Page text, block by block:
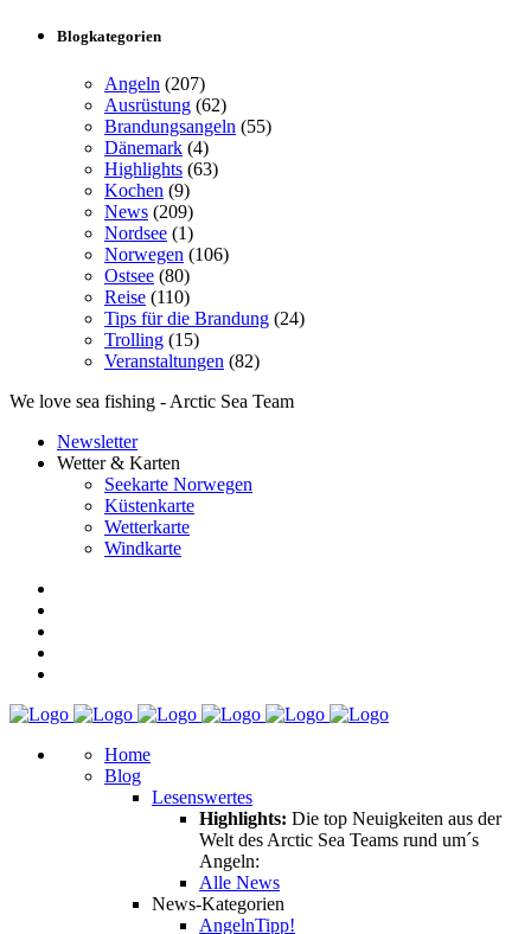
Blogkategorien
Angeln (207)
Ausrüstung (62)
Brandungsangeln (55)
Dänemark (4)
Highlights (63)
Kochen (9)
News (209)
Nordsee (1)
Norwegen (106)
Ostsee (80)
Reise (110)
Tips für die Brandung (24)
Trolling (15)
Veranstaltungen (82)
We love sea fishing - Arctic Sea Team
Newsletter
Wetter & Karten
Seekarte Norwegen
Küstenkarte
Wetterkarte
Windkarte
Home
Blog
Lesenswertes
Highlights: Die top Neuigkeiten aus der
Welt des Arctic Sea Teams rund um´s
Angeln:
Alle News
News-Kategorien
AngelnTipp!